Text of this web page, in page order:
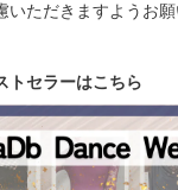
いただきますようお願
トセラーはこちら